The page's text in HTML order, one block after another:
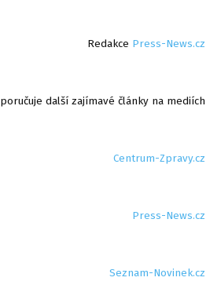
Redakce Press-News.cz
další zajímavé články na mediích
Centrum-Zpravy.cz
Press-News.cz
Seznam-Novinek.cz